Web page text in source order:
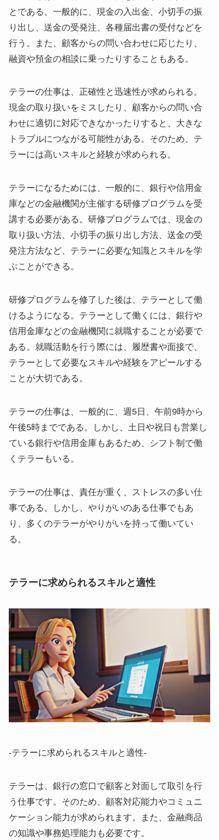
とである。一般的に、現金の入出金、小切手の振
り出し、送金の受発注、各種届出書の受付などを
行う。また、顧客からの問い合わせに応じたり、
融資や預金の相談に乗ったりすることもある。
テラーの仕事は、正確性と迅速性が求められる。
現金の取り扱いをミスしたり、顧客からの問い合
わせに適切に対応できなかったりすると、大きな
トラブルにつながる可能性がある。そのため、テ
ラーには高いスキルと経験が求められる。
テラーになるためには、一般的に、銀行や信用金
庫などの金融機関が主催する研修プログラムを受
講する必要がある。研修プログラムでは、現金の
取り扱い方法、小切手の振り出し方法、送金の受
発注方法など、テラーに必要な知識とスキルを学
ぶことができる。
研修プログラムを修了した後は、テラーとして働
けるようになる。テラーとして働くには、銀行や
信用金庫などの金融機関に就職することが必要で
ある。就職活動を行う際には、履歴書や面接で、
テラーとして必要なスキルや経験をアピールする
ことが大切である。
テラーの仕事は、一般的に、週5日、午前9時から
午後5時までである。しかし、土日や祝日も営業し
ている銀行や信用金庫もあるため、シフト制で働
くテラーもいる。
テラーの仕事は、責任が重く、ストレスの多い仕
事である。しかし、やりがいのある仕事でもあ
り、多くのテラーがやりがいを持って働いてい
る。
テラーに求められるスキルと適性
-テラーに求められるスキルと適性-
テラーは、銀行の窓口で顧客と対面して取引を行
う仕事です。そのため、顧客対応能力やコミュニ
ケーション能力が求められます。また、金融商品
の知識や事務処理能力も必要です。